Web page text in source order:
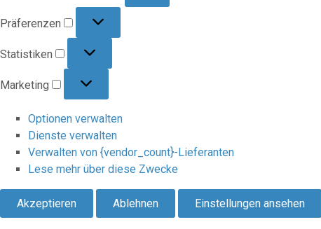
Präferenzen
Statistiken
Marketing
Optionen verwalten
Dienste verwalten
Verwalten von {vendor_count}-Lieferanten
Lese mehr über diese Zwecke
Akzeptieren Ablehnen Einstellungen ansehen